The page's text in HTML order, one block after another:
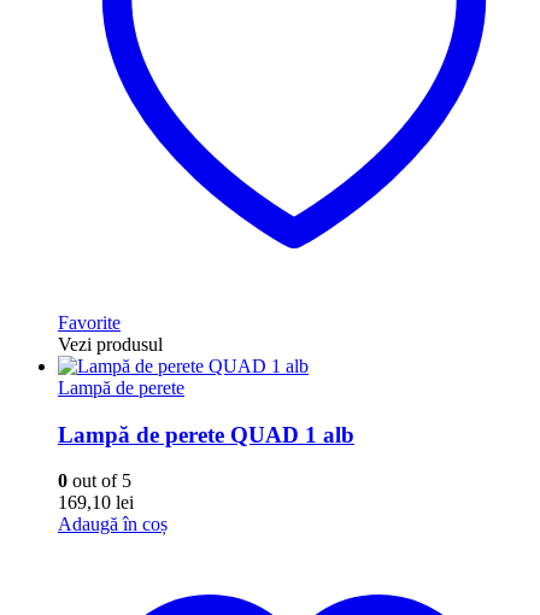
Favorite
Vezi produsul
Lampă de perete
Lampă de perete QUAD 1 alb
0 out of 5
169,10 lei
Adaugă în coș